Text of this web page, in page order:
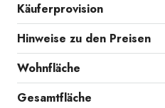
Käuferprovision
Hinweise zu den Preisen
Wohnfläche
Gesamtfläche